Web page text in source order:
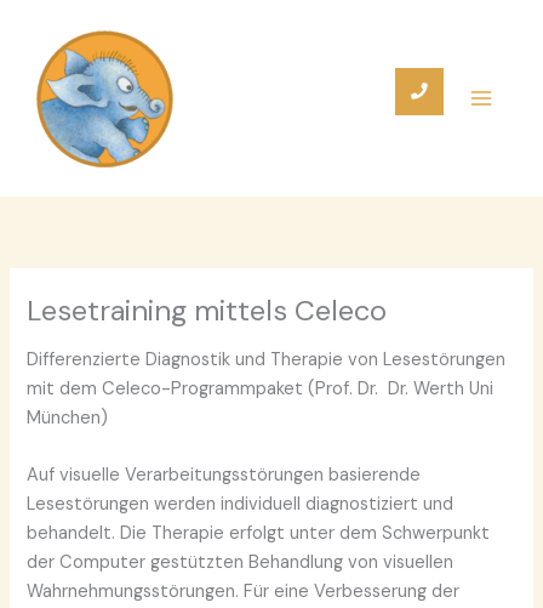
springen
Lesetraining mittels Celeco
Differenzierte Diagnostik und Therapie von Lesestörungen
mit dem Celeco-Programmpaket (Prof. Dr. Dr. Werth Uni
München)
Auf visuelle Verarbeitungsstörungen basierende
Lesestörungen werden individuell diagnostiziert und
behandelt. Die Therapie erfolgt unter dem Schwerpunkt
der Computer gestützten Behandlung von visuellen
Wahrnehmungsstörungen. Für eine Verbesserung der